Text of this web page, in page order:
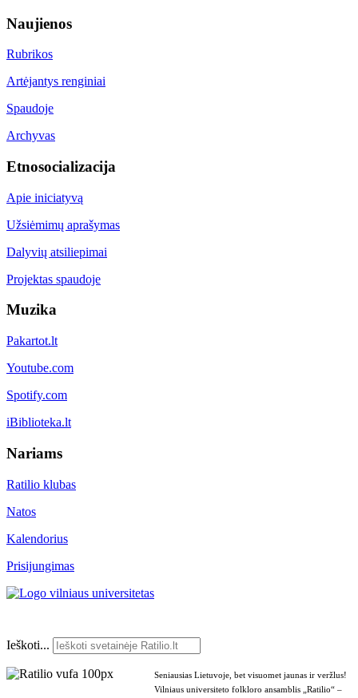
Naujienos
Rubrikos
Artėjantys renginiai
Spaudoje
Archyvas
Etnosocializacija
Apie iniciatyvą
Užsiėmimų aprašymas
Dalyvių atsiliepimai
Projektas spaudoje
Muzika
Pakartot.lt
Youtube.com
Spotify.com
iBiblioteka.lt
Nariams
Ratilio klubas
Natos
Kalendorius
Prisijungimas
Ieškoti...
Seniausias Lietuvoje, bet visuomet jaunas ir veržlus!
Vilniaus universiteto folkloro ansamblis „Ratilio“ –